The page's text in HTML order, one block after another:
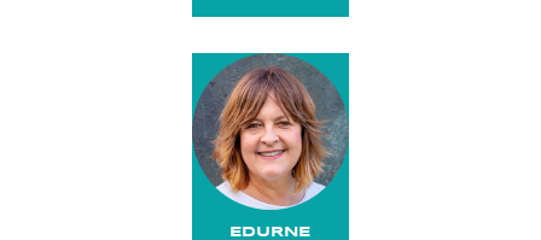
EDURNE